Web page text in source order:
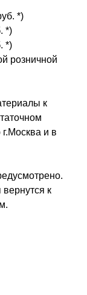
*)
*)
*)
розничной
к
и в
к